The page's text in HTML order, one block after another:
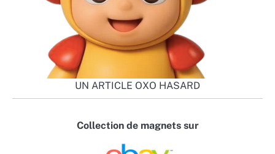
UN ARTICLE OXO HASARD
Collection de magnets sur